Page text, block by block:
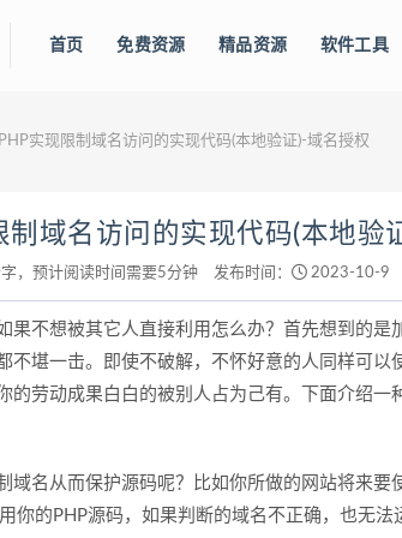
首页 免费资源 精品资源 软件工具
PHP实现限制域名访问的实现代码(本地验证)-域名授权
制域名访问的实现代码(本地验
，预计阅读时间需要5分钟 发布时间： 2023-10-9
果不想被其它人直接利用怎么办？首先想到的是
不堪一击。即使不破解，不怀好意的人同样可以
的劳动成果白白的被别人占为己有。下面介绍
域名从而保护源码呢？比如你所做的网站将来
用你的PHP源码，如果判断的域名不正确，也无